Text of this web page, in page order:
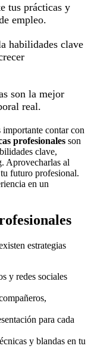
tus prácticas y
empleo.
habilidades clave
son la mejor
real.
importante contar con
profesionales son
clave,
Aprovecharlas al
futuro profesional.
en un
estrategias
y redes sociales
para cada
y blandas en tu